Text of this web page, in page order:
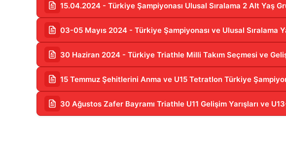
15.04.2024 - Türkiye Şampiyonası Ulusal Sıralama 2 Alt Yaş
03-05 Mayıs 2024 - Türkiye Şampiyonası ve Ulusal Sıralama
30 Haziran 2024 - Türkiye Triathle Milli Takım Seçmesi ve
15 Temmuz Şehitlerini Anma ve U15 Tetratlon Türkiye
30 Ağustos Zafer Bayramı Triathle U11 Gelişim Yarışları ve